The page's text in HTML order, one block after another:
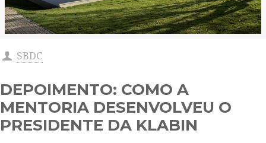
SBDC
DEPOIMENTO: COMO A
MENTORIA DESENVOLVEU O
PRESIDENTE DA KLABIN